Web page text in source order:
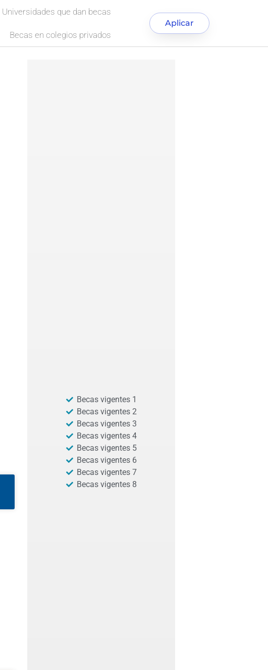
Universidades que dan becas
Becas en colegios privados
Aplicar
Becas vigentes 1
Becas vigentes 2
Becas vigentes 3
Becas vigentes 4
Becas vigentes 5
Becas vigentes 6
Becas vigentes 7
Becas vigentes 8